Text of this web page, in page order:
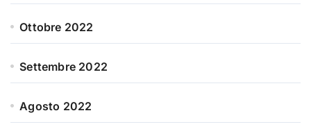
Ottobre 2022
Settembre 2022
Agosto 2022